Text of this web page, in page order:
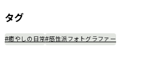
タグ
#癒やしの日常#感性派フォトグラファー